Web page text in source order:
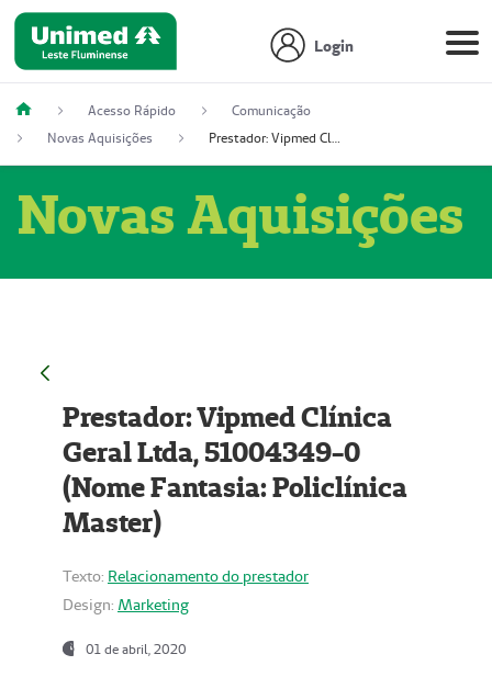
Login
Acesso Rápido
Comunicação
Novas Aquisições
Prestador: Vipmed Clínica Geral Ltda, 51004349-0 (Nome Fantasia: Policlínica Master)
Novas Aquisições
Prestador: Vipmed Clínica
Geral Ltda, 51004349-0
(Nome Fantasia: Policlínica
Master)
Texto: Relacionamento do prestador
Design: Marketing
01 de abril, 2020